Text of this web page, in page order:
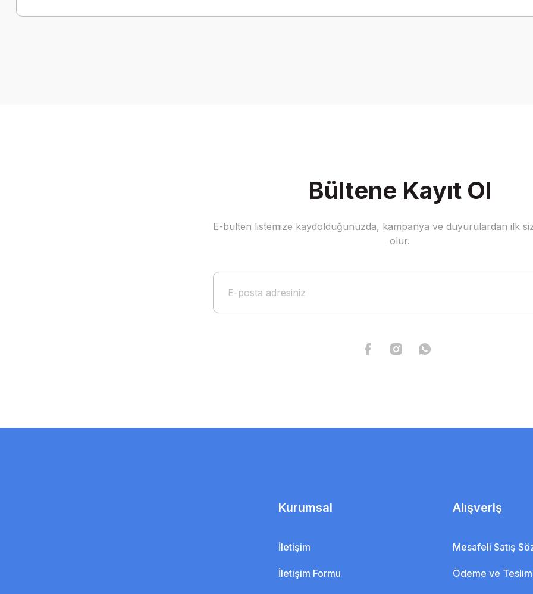
Gönder
Bültene Kayıt Ol
E-bülten listemize kaydolduğunuzda, kampanya ve duyurulardan ilk
olur.
Kurumsal
İletişim
İletişim Formu
Alışveriş
Mesafeli Satış
Ödeme ve